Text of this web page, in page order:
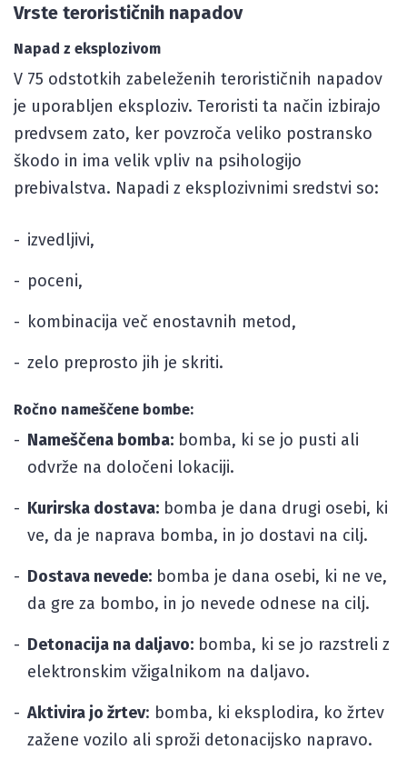
Vrste terorističnih napadov
Napad z eksplozivom
V 75 odstotkih zabeleženih terorističnih napadov
je uporabljen eksploziv. Teroristi ta način izbirajo
predvsem zato, ker povzroča veliko postransko
škodo in ima velik vpliv na psihologijo
prebivalstva. Napadi z eksplozivnimi sredstvi so:
izvedljivi,
poceni,
kombinacija več enostavnih metod,
zelo preprosto jih je skriti.
Ročno nameščene bombe:
Nameščena bomba: bomba, ki se jo pusti ali
odvrže na določeni lokaciji.
Kurirska dostava: bomba je dana drugi osebi, ki
ve, da je naprava bomba, in jo dostavi na cilj.
Dostava nevede: bomba je dana osebi, ki ne ve,
da gre za bombo, in jo nevede odnese na cilj.
Detonacija na daljavo: bomba, ki se jo razstreli z
elektronskim vžigalnikom na daljavo.
Aktivira jo žrtev: bomba, ki eksplodira, ko žrtev
zažene vozilo ali sproži detonacijsko napravo.